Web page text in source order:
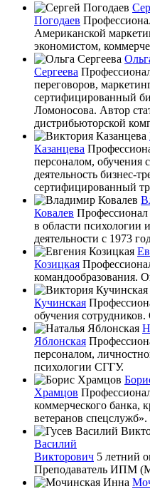
Погодаев
Американской
экономистом,
Сергеева
переговоров,
сертифицированный
Ломоносова. Автор
дистрибьюторской
Казанцева
персоналом, обучения
деятельность
сертифицированный
Ковалев Профессионал
в области психологии
деятельности с 1973
Козицкая
командообразования.
Кучинская
обучения
Яблонская
персоналом,
психологии СГГУ.
Храмцов
коммерческого банка,
ветеранов спецслужб».
Василий
Викторович 5 летний
Преподаватель ИПМ